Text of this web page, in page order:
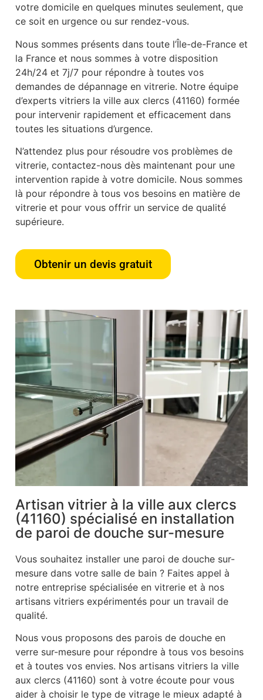
votre domicile en quelques minutes seulement, que
ce soit en urgence ou sur rendez-vous.
Nous sommes présents dans toute l’Île-de-France et
la France et nous sommes à votre disposition
24h/24 et 7j/7 pour répondre à toutes vos
demandes de dépannage en vitrerie. Notre équipe
d’experts vitriers la ville aux clercs (41160) formée
pour intervenir rapidement et efficacement dans
toutes les situations d’urgence.
N’attendez plus pour résoudre vos problèmes de
vitrerie, contactez-nous dès maintenant pour une
intervention rapide à votre domicile. Nous sommes
là pour répondre à tous vos besoins en matière de
vitrerie et pour vous offrir un service de qualité
supérieure.
Obtenir un devis gratuit
Artisan vitrier à la ville aux clercs
(41160) spécialisé en installation
de paroi de douche sur-mesure
Vous souhaitez installer une paroi de douche sur-
mesure dans votre salle de bain ? Faites appel à
notre entreprise spécialisée en vitrerie et à nos
artisans vitriers expérimentés pour un travail de
qualité.
Nous vous proposons des parois de douche en
verre sur-mesure pour répondre à tous vos besoins
et à toutes vos envies. Nos artisans vitriers la ville
aux clercs (41160) sont à votre écoute pour vous
aider à choisir le type de vitrage le mieux adapté à